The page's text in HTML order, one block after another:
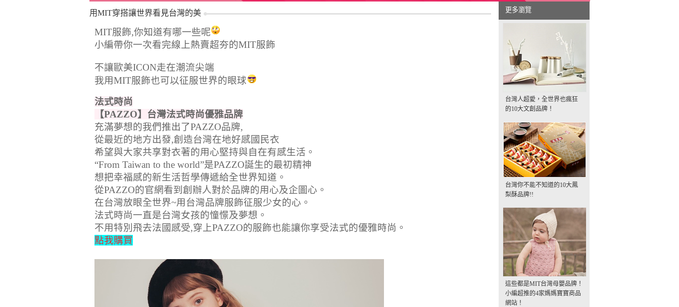
更多瀏覽
台灣人超愛，全世界也瘋狂
的10大文創品牌！
台灣你不能不知道的10大鳳
梨酥品牌!!
這些都是MIT台灣母嬰品牌！
小編超推的4家媽媽寶寶商品
網站！
用MIT穿搭讓世界看見台灣的美
MIT服飾,你知道有哪一些呢
小編帶你一次看完線上熱賣超夯的MIT服飾
不讓歐美ICON走在潮流尖端
我用MIT服飾也可以征服世界的眼球
法式時尚
【PAZZO】台灣法式時尚優雅品牌
充滿夢想的我們推出了PAZZO品牌,
從最近的地方出發,創造台灣在地好感國民衣
希望與大家共享對衣著的用心堅持與自在有感生活 。
“From Taiwan to the world”是PAZZO誕生的最初精神
想把幸福感的新生活哲學傳遞給全世界知道 。
從PAZZO的官網看到創辦人對於品牌的用心及企圖心 。
在台灣放眼全世界~用台灣品牌服飾征服少女的心 。
法式時尚一直是台灣女孩的憧憬及夢想。
不用特別飛去法國感受,穿上PAZZO的服飾也能讓你享受法式的優雅時尚 。
點我購買